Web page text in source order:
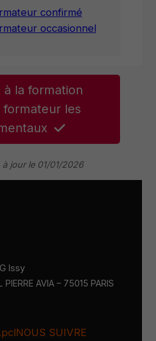
confirmé
occasionnel
à la formation
formateur les
jour le 01/01/2026
Issy
AVIA – 75015 PARIS
NOUS SUIVRE